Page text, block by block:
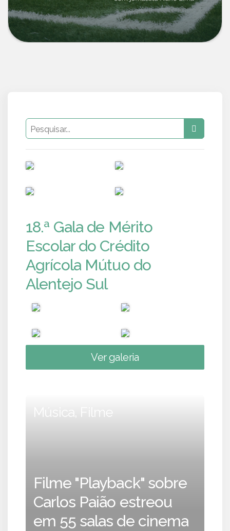
18.ª Gala de Mérito
Escolar do Crédito
Agrícola Mútuo do
Alentejo Sul
Ver galeria
Música, Filme
Filme "Playback" sobre
Carlos Paião estreou
em 55 salas de cinema